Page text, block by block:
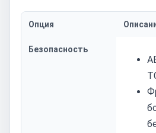
Опция
Безопасность